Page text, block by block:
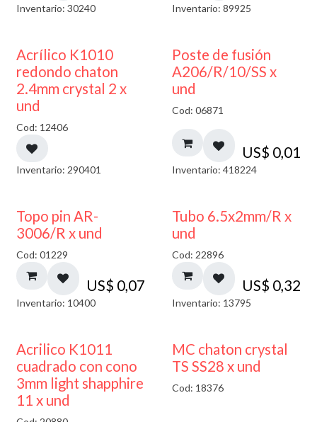
Inventario: 30240 Inventario: 89925
50% DESCUENTO
Acrílico K1010
redondo chaton
2.4mm crystal 2 x
und
Cod: 12406
Inventario: 290401
Poste de fusión
A206/R/10/SS x
und
Cod: 06871
US$ 0,01
Inventario: 418224
Topo pin AR-
3006/R x und
Cod: 01229
US$ 0,07
Inventario: 10400
Tubo 6.5x2mm/R x
und
Cod: 22896
US$ 0,32
Inventario: 13795
50% DESCUENTO
Acrilico K1011
cuadrado con cono
3mm light shapphire
11 x und
MC chaton crystal
TS SS28 x und
Cod: 18376